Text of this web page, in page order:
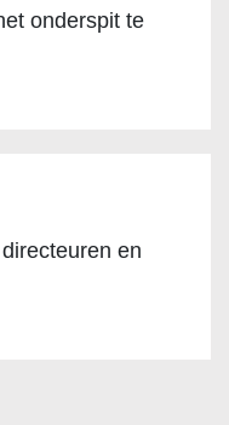
onderspit te
en